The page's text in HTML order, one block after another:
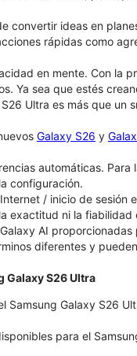
convertir ideas en
rápidas como
en mente. Con la
Ya sea que estés
Ultra es más que un
Galaxy S26 y
automáticas.
configuración.
/ inicio de
exactitud ni la fiabilidad
AI
diferentes y
Galaxy S26 Ultra
Samsung Galaxy S26
para el